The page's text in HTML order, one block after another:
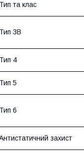
та клас
3B
4
5
6
захист